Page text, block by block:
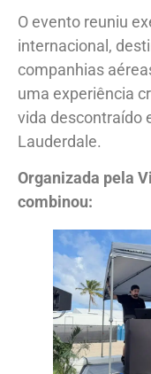
O evento reuniu
internacional,
companhias
uma experiência
vida descontraído
Lauderdale.
Organizada pela
combinou: